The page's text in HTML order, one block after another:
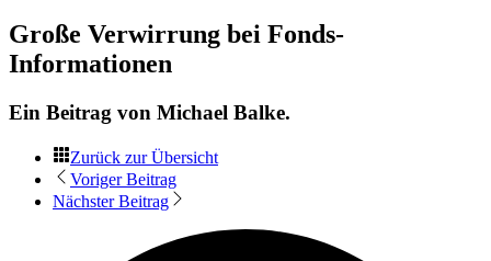
Große Verwirrung bei Fonds-
Informationen
Ein Beitrag von Michael Balke.
Zurück zur Übersicht
Voriger Beitrag
Nächster Beitrag